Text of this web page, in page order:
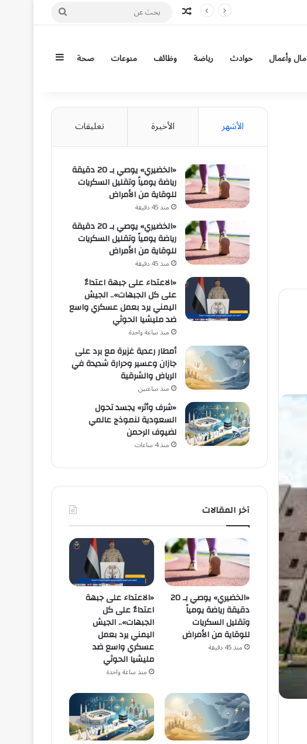
مقال عشوائي
بحث
مال وأعمال حوادث رياضة وظائف منوعات صحة إضافة عمود
الأشهر الأخيرة تعليقات
«الخضيري» يوصي بـ 20 دقيقة
رياضة يومياً وتقليل السكريات
للوقاية من الأمراض
منذ 45 دقيقة
«الخضيري» يوصي بـ 20 دقيقة
رياضة يومياً وتقليل السكريات
للوقاية من الأمراض
منذ 45 دقيقة
«الاعتداء على جبهة اعتداءٌ
على كل الجبهات».. الجيش
اليمني يرد بعمل عسكري واسع
ضد مليشيا الحوثي
منذ ساعة واحدة
أمطار رعدية غزيرة مع برد على
جازان وعسير وحرارة شديدة في
الرياض والشرقية
منذ ساعتين
«شرف وأثر» يجسد تحول
السعودية لنموذج عالمي
لضيوف الرحمن
منذ 4 ساعات
آخر المقالات
«الخضيري» يوصي بـ 20
دقيقة رياضة يومياً
وتقليل السكريات
للوقاية من الأمراض
منذ 45 دقيقة
«الاعتداء على جبهة
اعتداءٌ على كل
الجبهات».. الجيش
اليمني يرد بعمل
عسكري واسع ضد
مليشيا الحوثي
منذ ساعة واحدة